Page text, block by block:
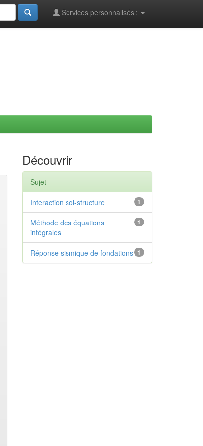
Services personnalisés :
Découvrir
Sujet
1
Interaction sol-structure
1
Méthode des équations
intégrales
1
Réponse sismique de fondations